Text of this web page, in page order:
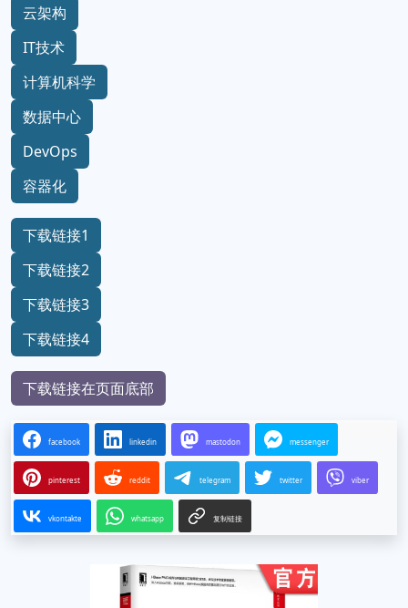
云架构
IT技术
计算机科学
数据中心
DevOps
容器化
下载链接1
下载链接2
下载链接3
下载链接4
下载链接在页面底部
facebook linkedin mastodon messenger
pinterest reddit telegram twitter viber
vkontakte whatsapp 复制链接